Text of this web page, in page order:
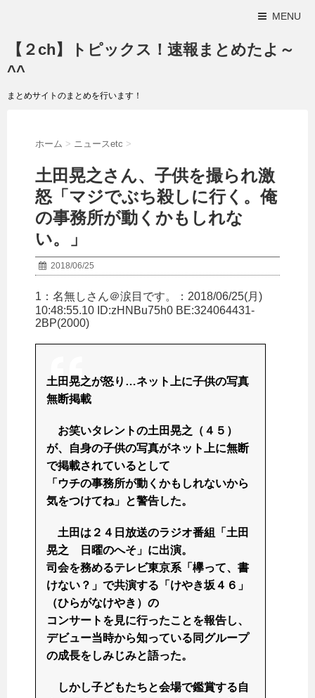
MENU
【２ch】トピックス！速報まとめたよ～
^^
まとめサイトのまとめを行います！
ホーム > ニュースetc >
土田晃之さん、子供を撮られ激
怒「マジでぶち殺しに行く。俺
の事務所が動くかもしれな
い。」
2018/06/25
1： 名無しさん＠涙目です。
：2018/06/25(月)
10:48:55.10 ID:zHNBu75h0 BE:324064431-
2BP(2000)
土田晃之が怒り…ネット上に子供の写真
無断掲載
お笑いタレントの土田晃之（４５）
が、自身の子供の写真がネット上に無断
で掲載されているとして
「ウチの事務所が動くかもしれないから
気をつけてね」と警告した。
土田は２４日放送のラジオ番組「土田
晃之 日曜のへそ」に出演。
司会を務めるテレビ東京系「欅って、書
けない？」で共演する「けやき坂４６」
（ひらがなけやき）の
コンサートを見に行ったことを報告し、
デビュー当時から知っている同グループ
の成長をしみじみと語った。
しかし子どもたちと会場で鑑賞する自